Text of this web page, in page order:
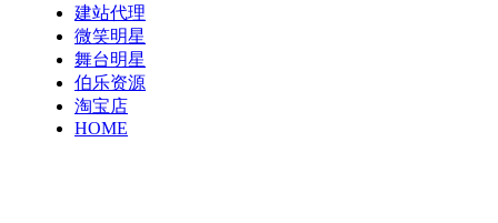
建站代理
微笑明星
舞台明星
伯乐资源
淘宝店
HOME